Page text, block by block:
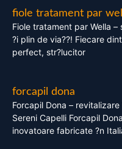
fiole tratament par
Fiole tratament par Wella –
?i plin de via??! Fiecare
perfect, str?lucitor
forcapil dona
Forcapil Dona –
Sereni Capelli Forcapil
inovatoare fabricate ?n